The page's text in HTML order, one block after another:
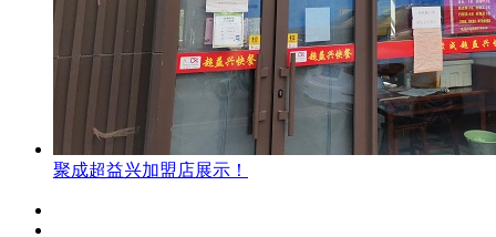
聚成超益兴加盟店展示！